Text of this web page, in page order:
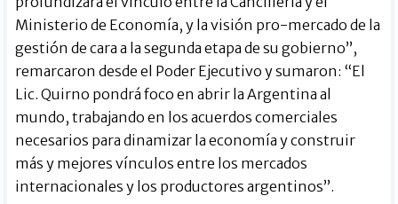
Ministerio de Economía, y la visión pro-mercado de la
gestión de cara a la segunda etapa de su gobierno”,
remarcaron desde el Poder Ejecutivo y sumaron: “El
Lic. Quirno pondrá foco en abrir la Argentina al
mundo, trabajando en los acuerdos comerciales
necesarios para dinamizar la economía y construir
más y mejores vínculos entre los mercados
internacionales y los productores argentinos”.